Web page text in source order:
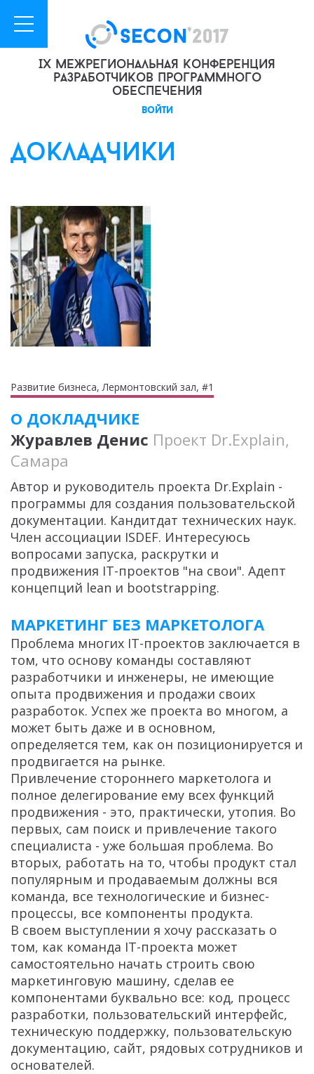
IX межрегиональная конференция
разработчиков программного
обеспечения
войти
докладчики
Развитие бизнеса, Лермонтовский зал, #1
О ДОКЛАДЧИКЕ
Журавлев Денис Проект Dr.Explain,
Самара
Автор и руководитель проекта Dr.Explain -
программы для создания пользовательской
документации. Кандитдат технических наук.
Член ассоциации ISDEF. Интересуюсь
вопросами запуска, раскрутки и
продвижения IT-проектов "на свои". Адепт
концепций lean и bootstrapping.
МАРКЕТИНГ БЕЗ МАРКЕТОЛОГА
Проблема многих IT-проектов заключается в
том, что основу команды составляют
разработчики и инженеры, не имеющие
опыта продвижения и продажи своих
разработок. Успех же проекта во многом, а
может быть даже и в основном,
определяется тем, как он позиционируется и
продвигается на рынке.
Привлечение стороннего маркетолога и
полное делегирование ему всех функций
продвижения - это, практически, утопия. Во
первых, сам поиск и привлечение такого
специалиста - уже большая проблема. Во
вторых, работать на то, чтобы продукт стал
популярным и продаваемым должны вся
команда, все технологические и бизнес-
процессы, все компоненты продукта.
В своем выступлении я хочу рассказать о
том, как команда IT-проекта может
самостоятельно начать строить свою
маркетинговую машину, сделав ее
компонентами буквально все: код, процесс
разработки, пользовательский интерфейс,
техническую поддержку, пользовательскую
документацию, сайт, рядовых сотрудников и
основателей.